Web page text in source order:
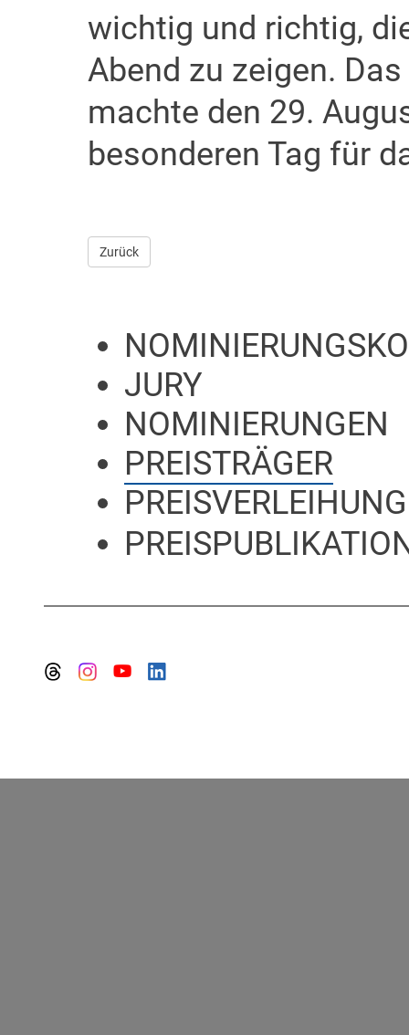
wichtig und richtig,
Abend zu zeigen.
machte den 29.
besonderen Tag für
Zurück
JURY
NOMINIERUNGEN
PREISTRÄGER
PREISVERLEIHUNG